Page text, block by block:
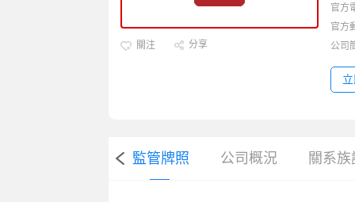
關注 分享
官方
官方
公司
< 監管牌照 公司概況 關系族